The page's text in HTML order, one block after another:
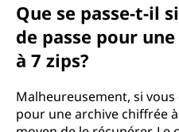
Que se passe-t-il
de passe pour
à 7 zips?
Malheureusement, si
pour une archive chiffrée